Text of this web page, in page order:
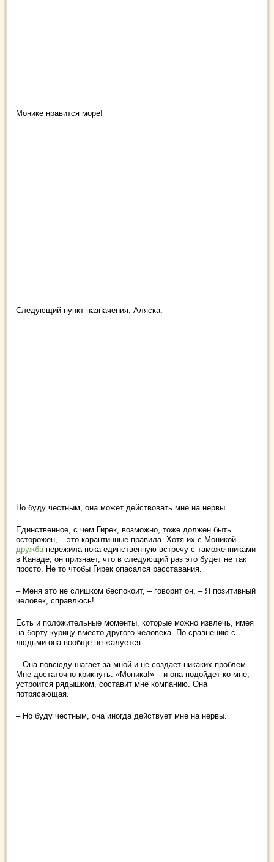
Монике нравится море!
Следующий пункт назначения: Аляска.
Но буду честным, она может действовать мне на нервы.
Единственное, с чем Гирек, возможно, тоже должен быть
осторожен, – это карантинные правила. Хотя их с Моникой
дружбапережила пока единственную встречу с таможенниками
в Канаде, он признает, что в следующий раз это будет не так
просто. Не то чтобы Гирек опасался расставания.
– Меня это не слишком беспокоит, – говорит он, – Я позитивный
человек, справлюсь!
Есть и положительные моменты, которые можно извлечь, имея
на борту курицу вместо другого человека. По сравнению с
людьми она вообще не жалуется.
– Она повсюду шагает за мной и не создает никаких проблем.
Мне достаточно крикнуть: «Моника!» – и она подойдет ко мне,
устроится рядышком, составит мне компанию. Она
потрясающая.
– Но буду честным, она иногда действует мне на нервы.